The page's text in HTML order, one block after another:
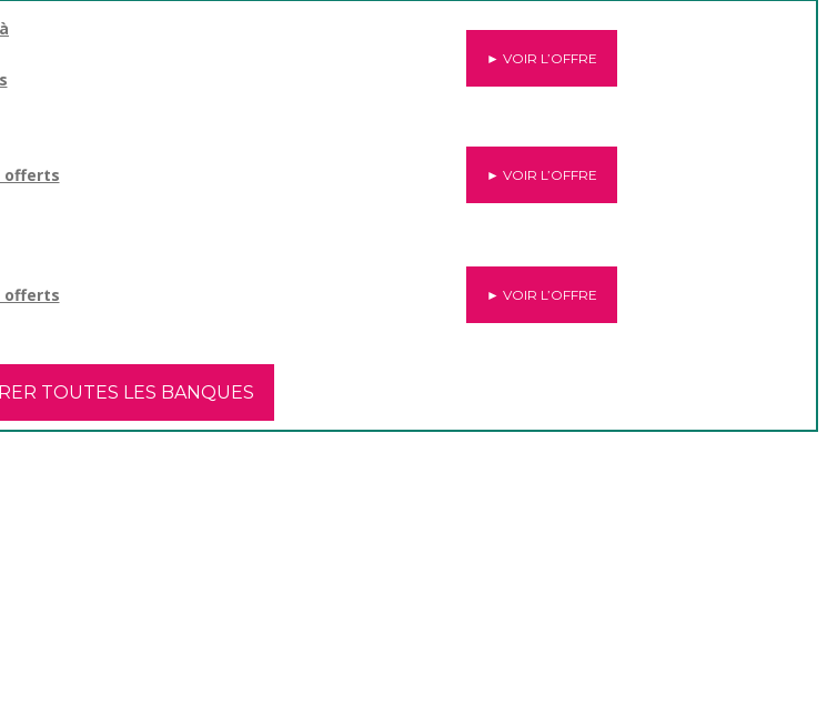
► VOIR L’OFFRE
offerts ► VOIR L’OFFRE
offerts ► VOIR L’OFFRE
TOUTES LES BANQUES